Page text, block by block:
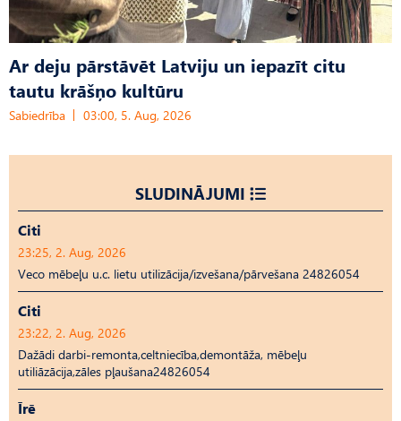
Ar deju pārstāvēt Latviju un iepazīt citu
tautu krāšņo kultūru
Sabiedrība 03:00, 5. Aug, 2026
SLUDINĀJUMI
Citi
23:25, 2. Aug, 2026
Veco mēbeļu u.c. lietu utilizācija/izvešana/pārvešana 24826054
Citi
23:22, 2. Aug, 2026
Dažādi darbi-remonta,celtniecība,demontāža, mēbeļu
utiliāzācija,zāles pļaušana24826054
Īrē